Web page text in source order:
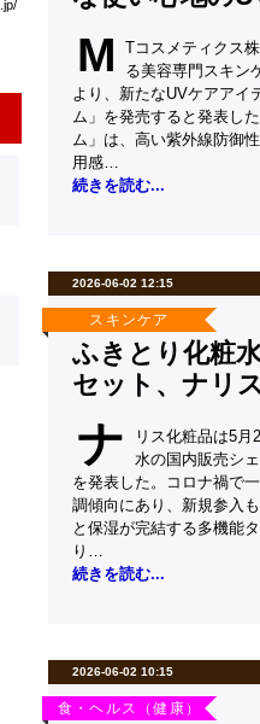
jp/
M
Tコスメティクス
る美容専門スキン
より、新たなUVケアアイ
ム」を発売すると発表し
ム」は、高い紫外線防御
用感…
続きを読む...
2026-06-02 12:15
スキンケア
ふきとり化粧
セット、ナリ
ナ
リス化粧品は5月
水の国内販売シ
を発表した。コロナ禍で
調傾向にあり、新規参入
と保湿が完結する多機能
り…
続きを読む...
2026-06-02 10:15
食・ヘルス（健康）